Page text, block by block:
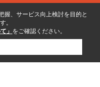
握、サービス向上検討を目的と
。
」 をご確認ください。